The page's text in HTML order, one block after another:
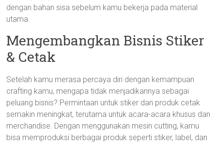
dengan bahan sisa sebelum kamu bekerja pada material
utama.
Mengembangkan Bisnis Stiker
& Cetak
Setelah kamu merasa percaya diri dengan kemampuan
crafting kamu, mengapa tidak menjadikannya sebagai
peluang bisnis? Permintaan untuk stiker dan produk cetak
semakin meningkat, terutama untuk acara-acara khusus dan
merchandise. Dengan menggunakan mesin cutting, kamu
bisa memproduksi berbagai produk seperti stiker, label, dan